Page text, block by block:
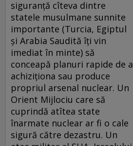
siguranţă cîteva dintre
statele musulmane sunnite
importante (Turcia, Egiptul
şi Arabia Saudită îţi vin
imediat în minte) să
conceapă planuri rapide de a
achiziţiona sau produce
propriul arsenal nuclear. Un
Orient Mijlociu care să
cuprindă atîtea state
înarmate nuclear ar fi o cale
sigură către dezastru. Un